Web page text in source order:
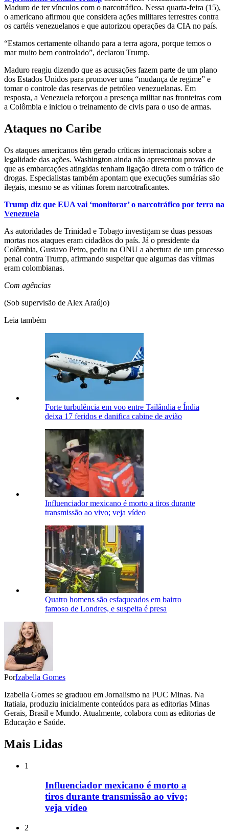
Maduro de ter vínculos com o narcotráfico. Nessa quarta-feira (15),
o americano afirmou que considera ações militares terrestres contra
os cartéis venezuelanos e que autorizou operações da CIA no país.
“Estamos certamente olhando para a terra agora, porque temos o
mar muito bem controlado”, declarou Trump.
Maduro reagiu dizendo que as acusações fazem parte de um plano
dos Estados Unidos para promover uma “mudança de regime” e
tomar o controle das reservas de petróleo venezuelanas. Em
resposta, a Venezuela reforçou a presença militar nas fronteiras com
a Colômbia e iniciou o treinamento de civis para o uso de armas.
Ataques no Caribe
Os ataques americanos têm gerado críticas internacionais sobre a
legalidade das ações. Washington ainda não apresentou provas de
que as embarcações atingidas tenham ligação direta com o tráfico de
drogas. Especialistas também apontam que execuções sumárias são
ilegais, mesmo se as vítimas forem narcotraficantes.
Trump diz que EUA vai ‘monitorar’ o narcotráfico por terra na
Venezuela
As autoridades de Trinidad e Tobago investigam se duas pessoas
mortas nos ataques eram cidadãos do país. Já o presidente da
Colômbia, Gustavo Petro, pediu na ONU a abertura de um processo
penal contra Trump, afirmando suspeitar que algumas das vítimas
eram colombianas.
Com agências
(Sob supervisão de Alex Araújo)
Leia também
Forte turbulência em voo entre Tailândia e Índia
deixa 17 feridos e danifica cabine de avião
Influenciador mexicano é morto a tiros durante
transmissão ao vivo; veja vídeo
Quatro homens são esfaqueados em bairro
famoso de Londres, e suspeita é presa
PorIzabella Gomes
Izabella Gomes se graduou em Jornalismo na PUC Minas. Na
Itatiaia, produziu inicialmente conteúdos para as editorias Minas
Gerais, Brasil e Mundo. Atualmente, colabora com as editorias de
Educação e Saúde.
Mais Lidas
1
Influenciador mexicano é morto a
tiros durante transmissão ao vivo;
veja vídeo
2